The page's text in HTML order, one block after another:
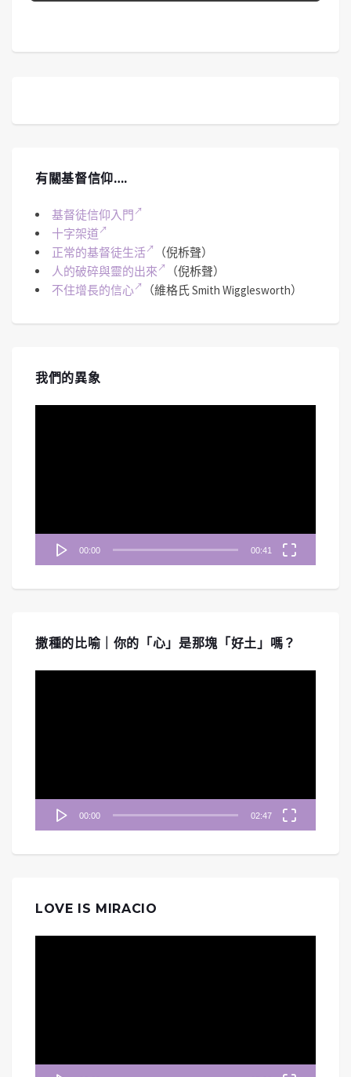
有關基督信仰….
基督徒信仰入門
十字架道
正常的基督徒生活
（倪柝聲）
人的破碎與靈的出來
（倪柝聲）
不住增長的信心
（維格氏 Smith Wigglesworth）
我們的異象
00:00 00:41
撒種的比喻｜你的「心」是那塊「好土」嗎？
00:00 02:47
LOVE IS MIRACIO